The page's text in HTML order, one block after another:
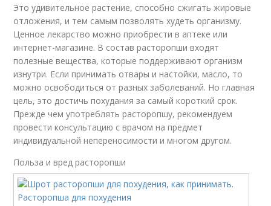
Это удивительное растение, способно сжигать жировые
отложения, и тем самым позволять худеть организму.
Ценное лекарство можно приобрести в аптеке или
интернет-магазине. В состав расторопши входят
полезные вещества, которые поддерживают организм
изнутри. Если принимать отвары и настойки, масло, то
можно освободиться от разных заболеваний. Но главная
цель, это достичь похудания за самый короткий срок.
Прежде чем употреблять расторопшу, рекомендуем
провести консультацию с врачом на предмет
индивидуальной непереносимости и многом другом.
Польза и вред расторопши